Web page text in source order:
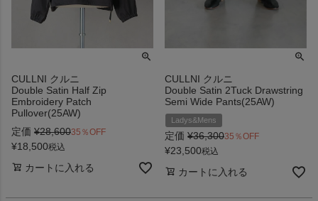
CULLNI クルニ
Double Satin Half Zip
Embroidery Patch
Pullover(25AW)
定価 ¥28,60035％OFF
¥18,500税込
カートに入れる
CULLNI クルニ
Double Satin 2Tuck Drawstring
Semi Wide Pants(25AW)
Ladys&Mens
定価 ¥36,30035％OFF
¥23,500税込
カートに入れる